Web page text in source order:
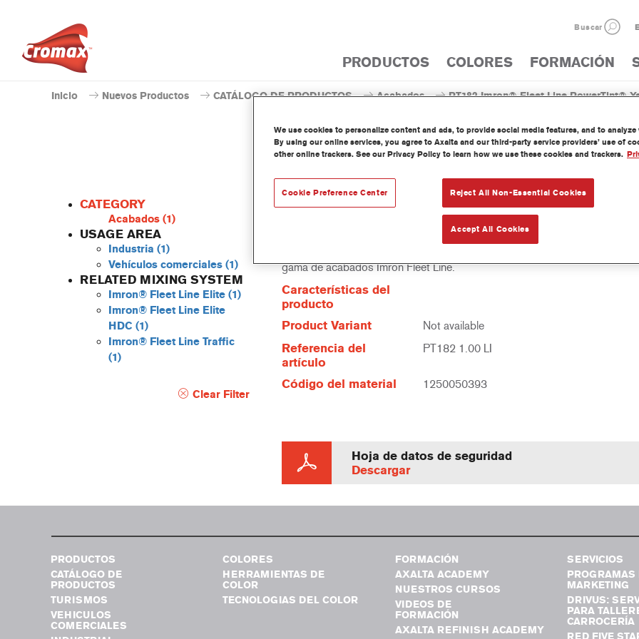
Buscar
PRODUCTOS COLORES FORMACIÓN
Inicio Nuevos Productos CATÁLOGO DE PRODUCTOS Acabados PT182 Imron® Fleet Line PowerTint®
CATEGORY
Acabados (1)
USAGE AREA
Industria (1)
Vehículos comerciales (1)
RELATED MIXING SYSTEM
Imron® Fleet Line Elite (1)
Imron® Fleet Line Elite
HDC (1)
Imron® Fleet Line Traffic
(1)
Clear Filter
PT182 Imron® Fleet Line
gama de acabados Imron Fleet Line.
Características del
producto
Product Variant
Not available
Referencia del
artículo
PT182 1.00 LI
Código del material 1250050393
Hoja de datos de seguridad
Descargar
PRODUCTOS
CATÁLOGO DE
PRODUCTOS
TURISMOS
VEHICULOS
COMERCIALES
COLORES
HERRAMIENTAS DE
COLOR
TECNOLOGIAS DEL COLOR
FORMACIÓN
AXALTA ACADEMY
NUESTROS CURSOS
VIDEOS DE
FORMACIÓN
AXALTA REFINISH ACADEMY
SERVICIOS
PROGRAMAS
MARKETING
DRIVUS:
PARA
CARROCERÍA
We use cookies to personalize content and ads, to provide social media features, and to
By using our online services, you agree to Axalta and our third-party service providers’ use of
other online trackers. See our Privacy Policy to learn how we use these cookies and trackers.
Reject All Non-Essential Cookies
Accept All Cookies
Cookie Preference Center